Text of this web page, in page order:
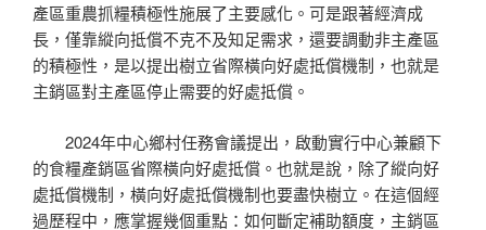
產區重農抓糧積極性施展了主要感化。可是跟著經濟成
長，僅靠縱向抵償不克不及知足需求，還要調動非主產區
的積極性，是以提出樹立省際橫向好處抵償機制，也就是
主銷區對主產區停止需要的好處抵償。
2024年中心鄉村任務會議提出，啟動實行中心兼顧下
的食糧產銷區省際橫向好處抵償。也就是說，除了縱向好
處抵償機制，橫向好處抵償機制也要盡快樹立。在這個經
過歷程中，應掌握幾個重點：如何斷定補助額度，主銷區